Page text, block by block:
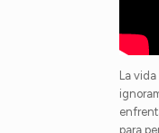
La
para